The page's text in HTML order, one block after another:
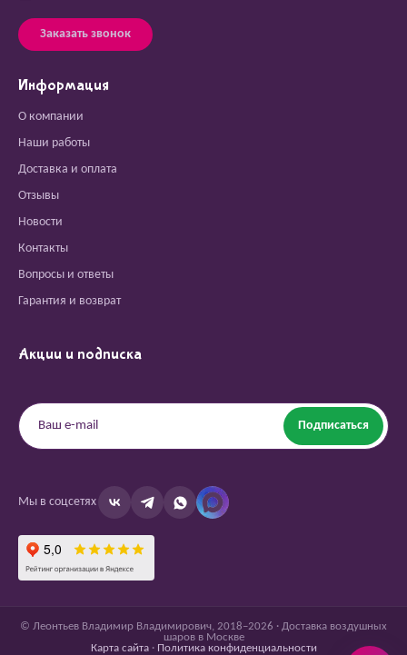
Заказать звонок
Информация
О компании
Наши работы
Доставка и оплата
Отзывы
Новости
Контакты
Вопросы и ответы
Гарантия и возврат
Акции и подписка
Подписаться
Мы в соцсетях
© Леонтьев Владимир Владимирович, 2018–2026 · Доставка воздушных
шаров в Москве
Карта сайта· Политика конфиденциальности